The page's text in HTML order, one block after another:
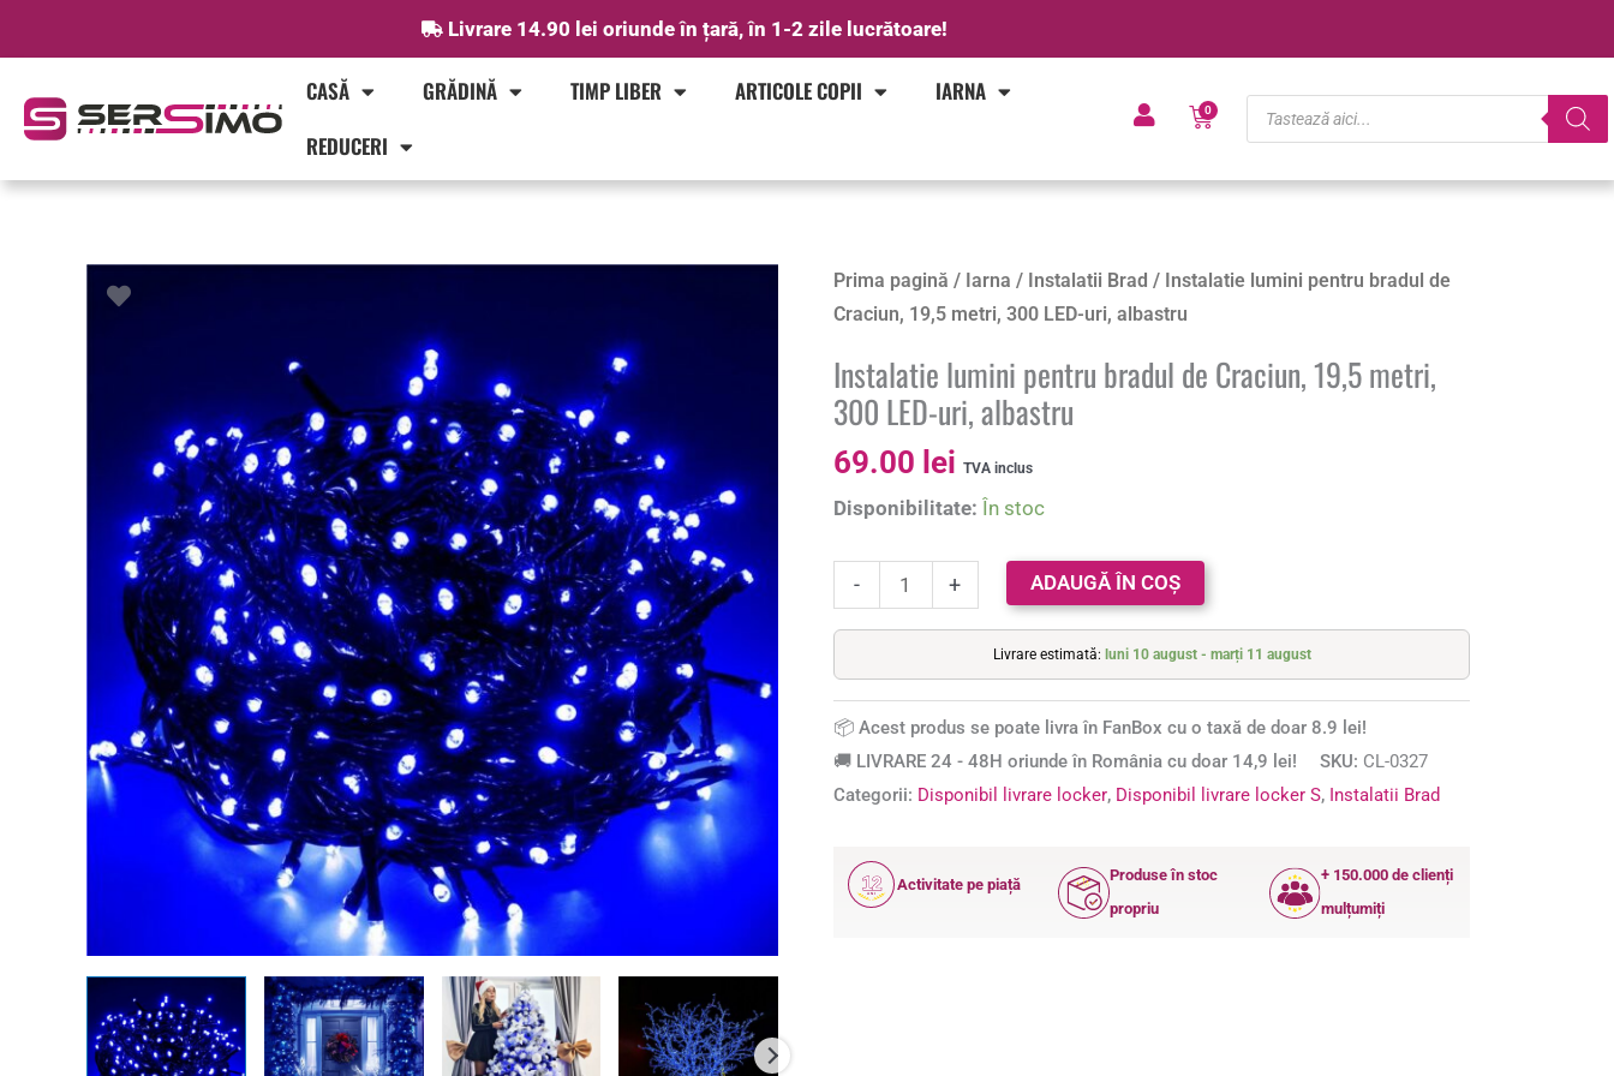
Livrare 14.90 lei oriunde în țară, în 1-2 zile lucrătoare!
CASĂ GRĂDINĂ TIMP LIBER ARTICOLE COPII
IARNA
REDUCERI
0
Cart
Products
search
Prima pagină / Iarna / Instalatii Brad / Instalatie lumini pentru bradul de
Craciun, 19,5 metri, 300 LED-uri, albastru
Instalatie lumini pentru bradul de Craciun, 19,5 metri,
300 LED-uri, albastru
69.00 lei TVA inclus
Disponibilitate: În stoc
-
Cantitate
Instalatie
pentru
bradul
de
19,5
300
LED-
albastru
+ ADAUGĂ ÎN COȘ
Livrare estimată: luni 10 august - marți 11 august
📦 Acest produs se poate livra în FanBox cu o taxă de doar 8.9 lei!
🚚 LIVRARE 24 - 48H oriunde în România cu doar 14,9 lei!
SKU: CL-0327
Categorii: Disponibil livrare locker, Disponibil livrare locker S, Instalatii Brad
12
ANI
Activitate pe piață
Produse în stoc
propriu
+ 150.000 de clienți
mulțumiți